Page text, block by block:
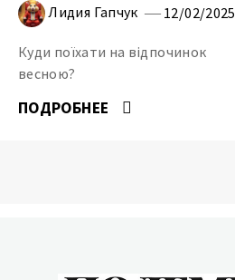
Лидия Гапчук 12/02/2025
Куди поїхати на відпочинок
весною?
ПОДРОБНЕЕ